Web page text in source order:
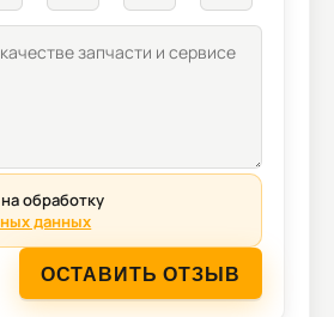
обработку
данных
ОСТАВИТЬ ОТЗЫВ